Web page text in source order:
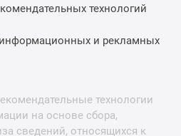
технологий
и рекламных
технологии
на основе сбора,
сведений, относящихся к